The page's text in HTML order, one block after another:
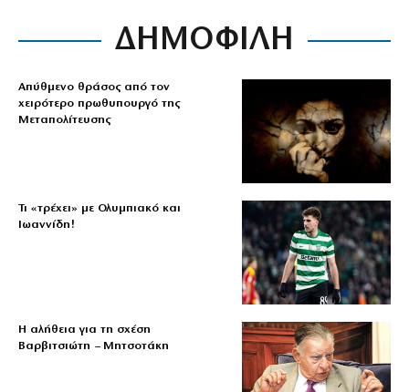
ΔΗΜΟΦΙΛΗ
Απύθμενο θράσος από τον
χειρότερο πρωθυπουργό της
Μεταπολίτευσης
Τι «τρέχει» με Ολυμπιακό και
Ιωαννίδη!
Η αλήθεια για τη σχέση
Βαρβιτσιώτη – Μητσοτάκη